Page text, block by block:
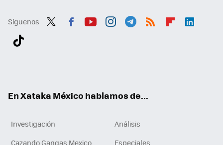
Síguenos
En Xataka México hablamos de...
Investigación
Análisis
Cazando Gangas Mexico
Especiales